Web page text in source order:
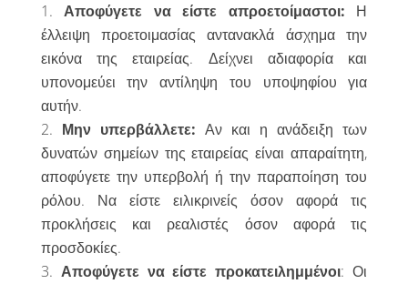
Αποφύγετε να είστε απροετοίμαστοι: Η
έλλειψη προετοιμασίας αντανακλά άσχημα την
εικόνα της εταιρείας. Δείχνει αδιαφορία και
υπονομεύει την αντίληψη του υποψηφίου για
αυτήν.
Μην υπερβάλλετε: Αν και η ανάδειξη των
δυνατών σημείων της εταιρείας είναι απαραίτητη,
αποφύγετε την υπερβολή ή την παραποίηση του
ρόλου. Να είστε ειλικρινείς όσον αφορά τις
προκλήσεις και ρεαλιστές όσον αφορά τις
προσδοκίες.
Αποφύγετε να είστε προκατειλημμένοι: Οι